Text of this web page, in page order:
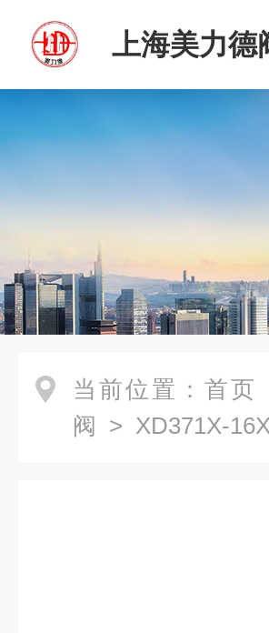
上海美力德
当前位置： 首页
阀 > XD371X-